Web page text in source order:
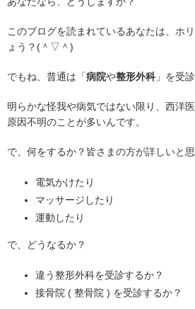
このブログを読まれているあなたは、ホ
ょう？(＾▽＾)
でもね、普通は「病院や整形外科 」を受
明らかな怪我や病気ではない限り、西洋
原因不明のことが多いんです。
で、何をするか？皆さまの方が詳しいと
電気かけたり
マッサージしたり
運動したり
で、どうなるか？
違う整形外科を受診するか？
接骨院 ( 整骨院 ) を受診するか？